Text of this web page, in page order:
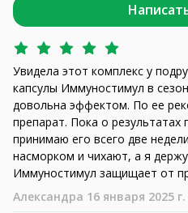
Увидела этот комплекс у
капсулы Иммуностимул в
довольна эффектом. По ее
препарат. Пока о результатах
принимаю его всего две
насморком и чихают, а я
Иммуностимул защищает от
Александра 16 января 2025 г.